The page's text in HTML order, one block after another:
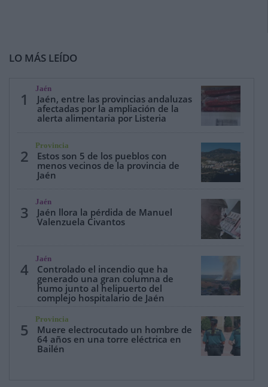
LO MÁS LEÍDO
1
Jaén
Jaén, entre las provincias andaluzas
afectadas por la ampliación de la
alerta alimentaria por Listeria
2
Provincia
Estos son 5 de los pueblos con
menos vecinos de la provincia de
Jaén
3
Jaén
Jaén llora la pérdida de Manuel
Valenzuela Civantos
4
Jaén
Controlado el incendio que ha
generado una gran columna de
humo junto al helipuerto del
complejo hospitalario de Jaén
5
Provincia
Muere electrocutado un hombre de
64 años en una torre eléctrica en
Bailén